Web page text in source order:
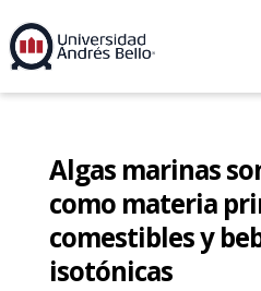
Algas marinas
como materia
comestibles y
isotónicas